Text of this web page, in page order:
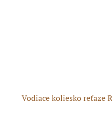
Vodiace koliesko reťaze